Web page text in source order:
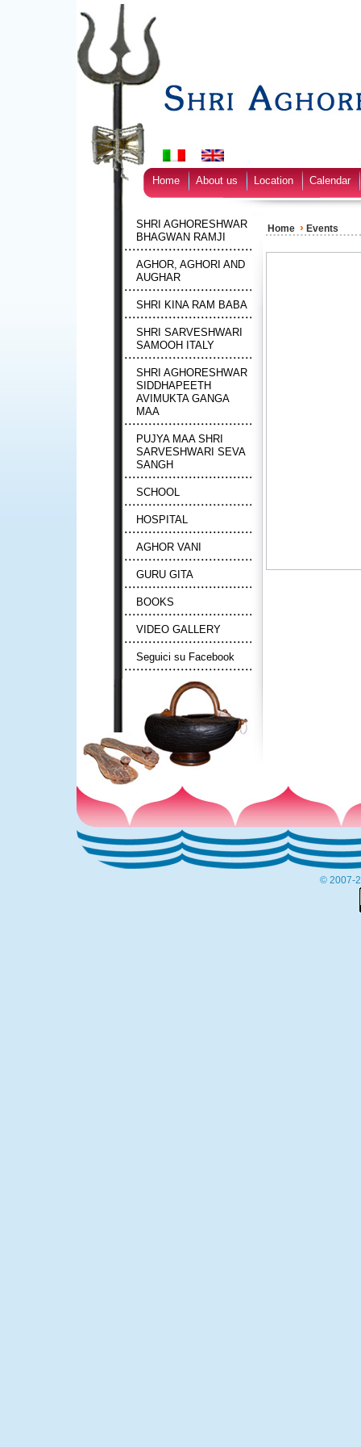
Home About us Location Calendar
SHRI AGHORESHWAR
BHAGWAN RAMJI
AGHOR, AGHORI AND
AUGHAR
SHRI KINA RAM BABA
SHRI SARVESHWARI
SAMOOH ITALY
SHRI AGHORESHWAR
SIDDHAPEETH
AVIMUKTA GANGA
MAA
PUJYA MAA SHRI
SARVESHWARI SEVA
SANGH
SCHOOL
HOSPITAL
AGHOR VANI
GURU GITA
BOOKS
VIDEO GALLERY
Seguici su Facebook
Home › Events
© 2007-